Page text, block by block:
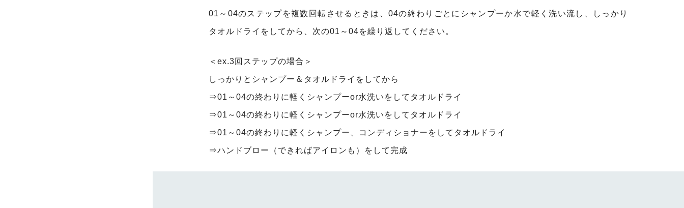
01～04のステップを複数回転させるときは、04の終わりごとにシャンプーか水で軽く洗い流し、しっかり
タオルドライをしてから、次の01～04を繰り返してください。
＜ex.3回ステップの場合＞
しっかりとシャンプー＆タオルドライをしてから
⇒01～04の終わりに軽くシャンプーor水洗いをしてタオルドライ
⇒01～04の終わりに軽くシャンプーor水洗いをしてタオルドライ
⇒01～04の終わりに軽くシャンプー、コンディショナーをしてタオルドライ
⇒ハンドブロー（できればアイロンも）をして完成